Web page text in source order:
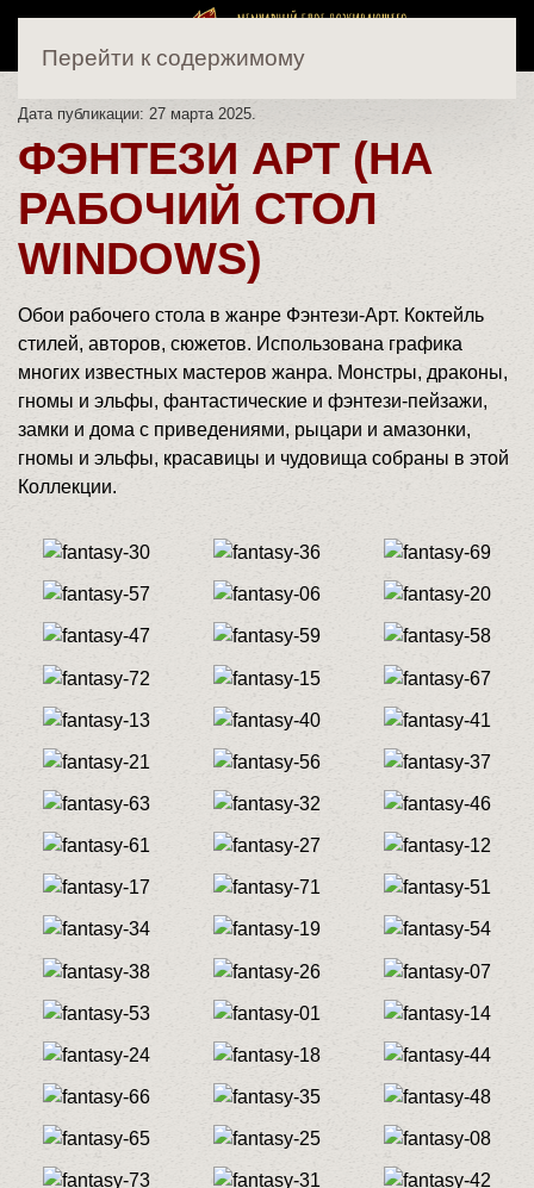
Перейти к содержимому
Дата публикации: 27 марта 2025.
ФЭНТЕЗИ АРТ (НА
РАБОЧИЙ СТОЛ
WINDOWS)
Обои рабочего стола в жанре Фэнтези-Арт. Коктейль
стилей, авторов, сюжетов. Использована графика
многих известных мастеров жанра. Монстры, драконы,
гномы и эльфы, фантастические и фэнтези-пейзажи,
замки и дома с приведениями, рыцари и амазонки,
гномы и эльфы, красавицы и чудовища собраны в этой
Коллекции.